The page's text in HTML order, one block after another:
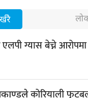
एलपी ग्यास बेच्ने
कोरियाली